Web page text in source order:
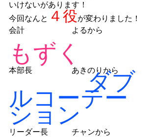
いけないがあります！
今回なんと ４役が変わりました！
会計　　　　　　よるから
もずく
本部長　　　　　あきのりから
ダブ
ルコーテー
ション
リーダー長　　　チャンから